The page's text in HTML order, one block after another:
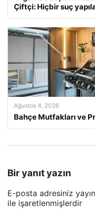
Çiftçi: Hiçbir suç
Ağustos 4, 2026
Bahçe Mutfakları ve
Bir yanıt yazın
E-posta adresiniz
ile işaretlenmişlerdir